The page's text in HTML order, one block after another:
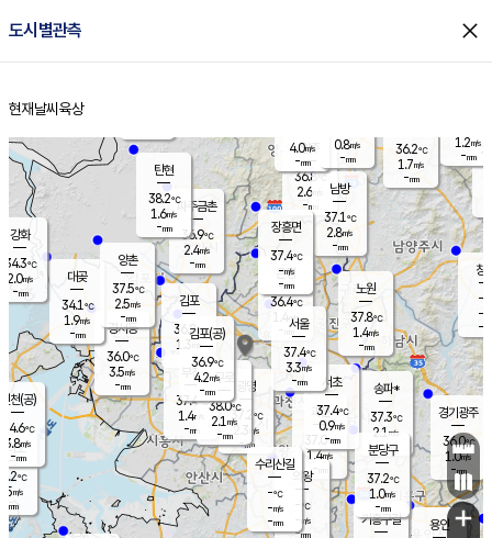
도시별관측 close
홈
현재날씨 육상
의도
℃
m/s
mm
양주
36.8℃
2.6
-mm
과천
37.0℃
1.4m/s
- mm
용인
경기광주
36.0℃
1.0m/s
-mm
경서동
36.0℃
3.5m/s
-mm
파주금촌
36.9℃
2.4m/s
-mm
36.2℃
1.7m/s
-mm
대곶
34.1℃
1.9m/s
-mm
창
-
-m/
-
탄현
38.2℃
1.6m/s
-mm
1.2m/s
-mm
의왕
- ℃
-m/s
-mm
김포
36.8℃
1.3 m/s
mm
광명
37.2 ℃
2.3 m/s
-mm
부천
37.4℃
1.4m/s
-mm
양촌
37.5℃
2.5m/s
-mm
구로
38.0℃
2.1 m/s
-mm
은평
36.4℃
1.4 m/s
- mm
노원
37.8℃
1.4m/s
-mm
송파*
37.3℃
2.1 m/s
-mm
서초
37.4℃
0.9m/s
-mm
남방
37.1℃
2.8m/s
-mm
기흥구갈
수리산길
-℃
-m/s
-mm
분당구
37.2℃
1.0m/s
-mm
장흥면
37.4℃
-m/s
-mm
4.0m/s
-mm
강화
34.3℃
2.0m/s
-mm
인천(공)
34.6℃
3.8m/s
-mm
김포(공)
36.9℃
4.2m/s
-mm
서울
37.4℃
3.3m/s
-mm
0.8m/s
-mm
+